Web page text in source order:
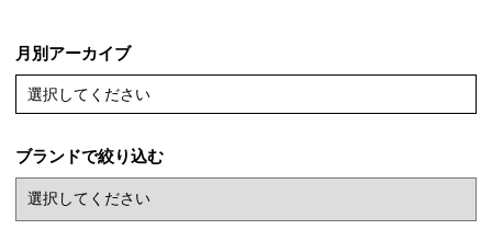
月別アーカイブ
選択してください
ブランドで絞り込む